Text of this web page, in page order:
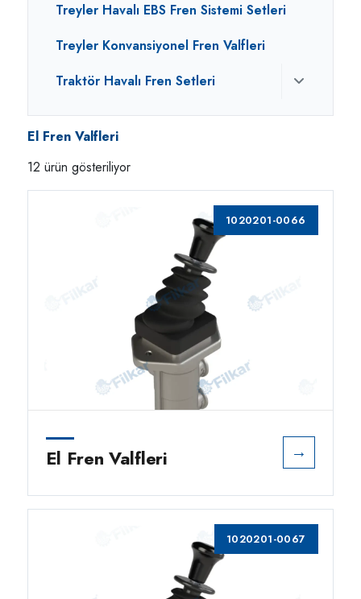
Treyler Havalı EBS Fren Sistemi Setleri
Treyler Konvansiyonel Fren Valfleri
Traktör Havalı Fren Setleri
El Fren Valfleri
12 ürün gösteriliyor
1020201-0066
El Fren Valfleri →
1020201-0067